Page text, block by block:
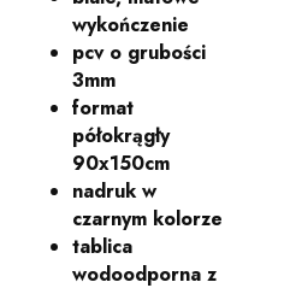
wykończenie
pcv o grubości
3mm
format
półokrągły
90x150cm
nadruk w
czarnym kolorze
tablica
wodoodporna z